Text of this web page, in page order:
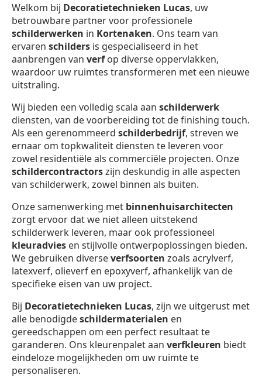
Welkom bij Decoratietechnieken Lucas, uw
betrouwbare partner voor professionele
schilderwerken in Kortenaken. Ons team van
ervaren schilders is gespecialiseerd in het
aanbrengen van verfop diverse oppervlakken,
waardoor uw ruimtes transformeren met een nieuwe
uitstraling.
Wij bieden een volledig scala aan schilderwerk
diensten, van de voorbereiding tot de finishing touch.
Als een gerenommeerd schilderbedrijf, streven we
ernaar om topkwaliteit diensten te leveren voor
zowel residentiële als commerciële projecten. Onze
schildercontractorszijn deskundig in alle aspecten
van schilderwerk, zowel binnen als buiten.
Onze samenwerking met binnenhuisarchitecten
zorgt ervoor dat we niet alleen uitstekend
schilderwerk leveren, maar ook professioneel
kleuradvies en stijlvolle ontwerpoplossingen bieden.
We gebruiken diverseverfsoorten zoals acrylverf,
latexverf, olieverf en epoxyverf, afhankelijk van de
specifieke eisen van uw project.
Bij Decoratietechnieken Lucas, zijn we uitgerust met
alle benodigdeschildermaterialen en
gereedschappen om een perfect resultaat te
garanderen. Ons kleurenpalet aan verfkleuren biedt
eindeloze mogelijkheden om uw ruimte te
personaliseren.